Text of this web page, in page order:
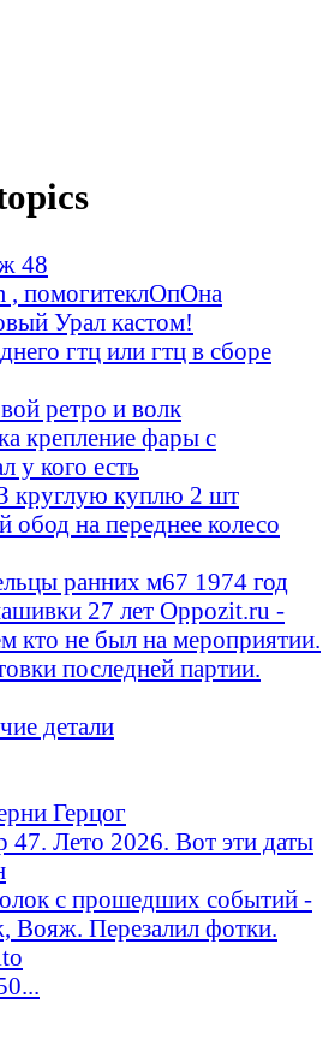
48
, помогитеклОпОна
Урал кастом!
гтц или гтц в сборе
ретро и волк
крепление фары с
у кого есть
круглую куплю 2 шт
на переднее колесо
ранних м67 1974 год
27 лет Oppozit.ru -
кто не был на мероприятии.
последней партии.
детали
Герцог
47. Лето 2026. Вот эти даты
с прошедших событий -
Вояж. Перезалил фотки.